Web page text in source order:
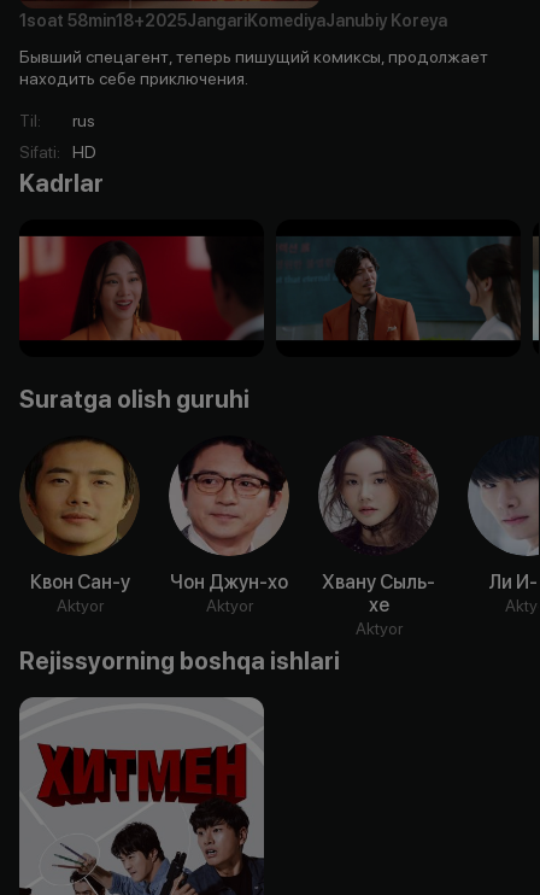
1soat 58min18+2025JangariKomediyaJanubiy Koreya
Бывший спецагент, теперь пишущий комиксы, продолжает
находить себе приключения.
Til:
rus
Sifati: HD
Kadrlar
Suratga olish guruhi
Квон Сан-у
Aktyor
Чон Джун-хо
Aktyor
Хвану Сыль-
хе
Aktyor
Ли И-
Rejissyorning boshqa ishlari